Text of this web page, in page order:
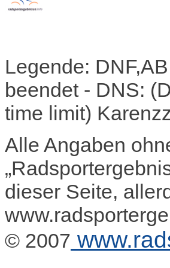
Legende:
beendet - DNS:
time limit)
Alle Angaben
dieser Seite,
© 2007